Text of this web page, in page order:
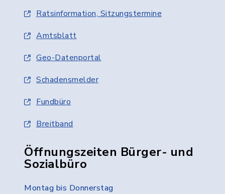
Ratsinformation, Sitzungstermine
Amtsblatt
Geo-Datenportal
Schadensmelder
Fundbüro
Breitband
Öffnungszeiten Bürger- und
Sozialbüro
Montag bis Donnerstag